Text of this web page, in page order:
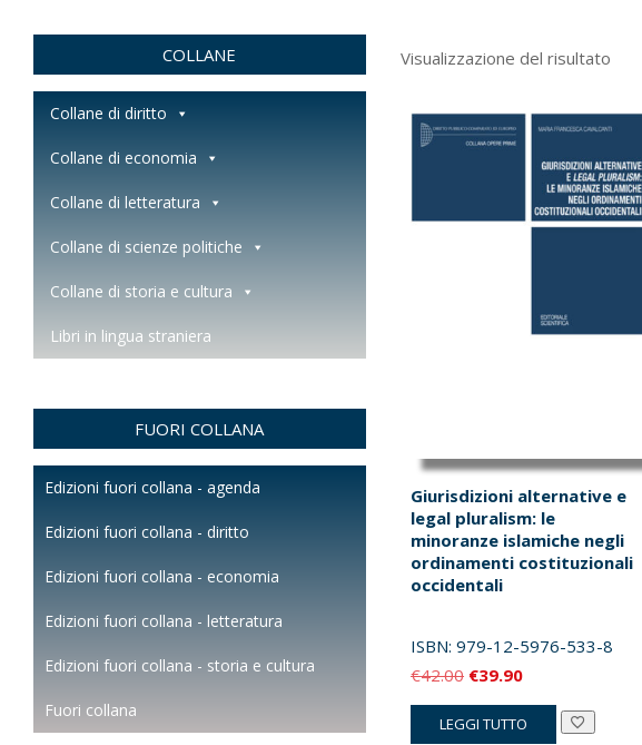
Visualizzazione del risultato
Giurisdizioni alternative e
legal pluralism: le
minoranze islamiche negli
ordinamenti costituzionali
occidentali
ISBN:979-12-5976-533-8
€42.00 Il
prezzo
originale
€39.90Il
prezzo
attuale
LEGGI TUTTO
COLLANE
Collane di diritto
Collane di economia
Collane di letteratura
Collane di scienze politiche
Collane di storia e cultura
Libri in lingua straniera
FUORI COLLANA
Edizioni fuori collana - agenda
Edizioni fuori collana - diritto
Edizioni fuori collana - economia
Edizioni fuori collana - letteratura
Edizioni fuori collana - storia e cultura
Fuori collana